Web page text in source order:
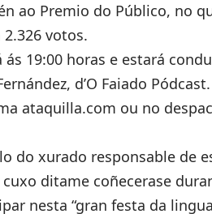
ao Premio do Público, no
votos.
19:00 horas e estará
d’O Faiado
ataquilla.com ou no
do xurado responsable de
ditame coñecerase
nesta “gran festa da